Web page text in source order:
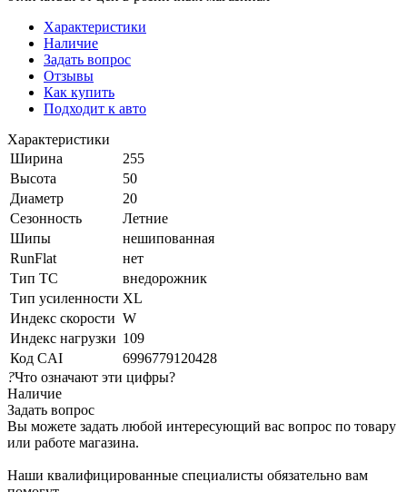
Характеристики
Наличие
Задать вопрос
Отзывы
Как купить
Подходит к авто
Характеристики
Ширина
255
Высота
50
Диаметр
20
Сезонность
Летние
Шипы
нешипованная
RunFlat
нет
Тип ТС
внедорожник
Тип усиленности XL
Индекс скорости W
Индекс нагрузки 109
Код CAI
6996779120428
?Что означают эти цифры?
Наличие
Задать вопрос
Вы можете задать любой интересующий вас вопрос по товару
или работе магазина.
Наши квалифицированные специалисты обязательно вам